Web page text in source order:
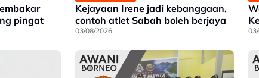
pingat
Kejayaan Irene jadi kebanggaan,
contoh atlet Sabah boleh berjaya
03/08/2026